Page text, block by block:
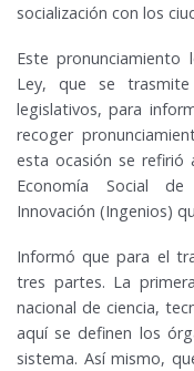
socialización con los
Este
Ley, que se
legislativos, para
recoger
esta ocasión se refirió
Economía Social
Innovación (Ingenios)
Informó que para el
tres partes. La
nacional de ciencia,
aquí se definen los
sistema. Así mismo,